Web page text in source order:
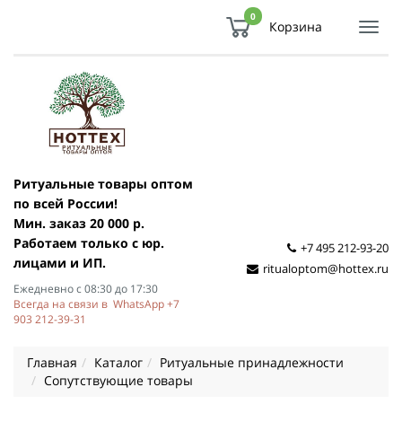
0
Корзина
Ритуальные товары оптом
по всей России!
Мин. заказ 20 000 р.
Работаем только с юр.
лицами и ИП.
Ежедневно с 08:30 до 17:30
Всегда на связи в WhatsApp +7
903 212-39-31
+7 495 212-93-20
ritualoptom@hottex.ru
Главная Каталог
Ритуальные принадлежности
Сопутствующие товары